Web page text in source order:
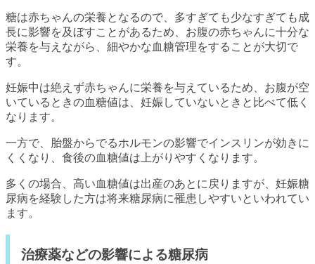
糖は赤ちゃんの栄養となるので、多すぎても少なすぎても成
長に影響を及ぼすことがあるため、お腹の赤ちゃんに十分な
栄養を与えながら、細やかな血糖管理をすることが大切で
す。
妊娠中は絶えず赤ちゃんに栄養を与えているため、お腹が空
いているときの血糖値は、妊娠していないときと比べて低く
なります。
一方で、胎盤からでるホルモンの影響でインスリンが効きに
くくなり、食後の血糖値は上がりやすくなります。
多くの場合、高い血糖値は出産のあとに戻りますが、妊娠糖
尿病を経験した方は将来糖尿病に罹患しやすいといわれてい
ます。
治療薬などの影響による糖尿病